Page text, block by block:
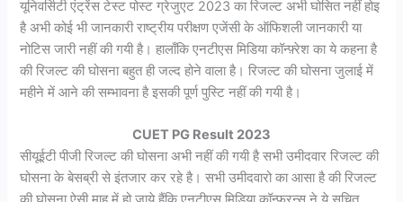
यूनिवर्सिटी एंट्रेंस टेस्ट पोस्ट ग्रेजुएट 2023 का रिजल्ट अभी घोसित नहीं होइ
है अभी कोई भी जानकारी राष्ट्रीय परीक्षण एजेंसी के ऑफिशली जानकारी या
नोटिस जारी नहीं की गयी है। हालाँकि एनटीएस मिडिया कॉन्फ़्रेश का ये कहना है
की रिजल्ट की घोसना बहुत ही जल्द होने वाला है। रिजल्ट की घोसना जुलाई में
महीने में आने की सम्भावना है इसकी पूर्ण पुस्टि नहीं की गयी है।
CUET PG Result 2023
सीयूईटी पीजी रिजल्ट की घोसना अभी नहीं की गयी है सभी उमीदवार रिजल्ट की
घोसना के बेसब्री से इंतजार कर रहे है। सभी उमीदवारो का आसा है की रिजल्ट